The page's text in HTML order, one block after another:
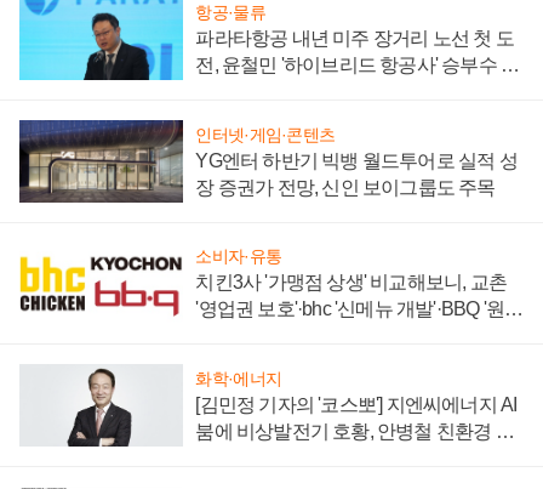
항공·물류
파라타항공 내년 미주 장거리 노선 첫 도
전, 윤철민 '하이브리드 항공사' 승부수 통
인터넷·게임·콘텐츠
YG엔터 하반기 빅뱅 월드투어로 실적 성
장 증권가 전망, 신인 보이그룹도 주목
소비자·유통
치킨3사 '가맹점 상생' 비교해보니, 교촌
'영업권 보호'·bhc '신메뉴 개발'·BBQ '원가
화학·에너지
[김민정 기자의 '코스뽀'] 지엔씨에너지 AI
붐에 비상발전기 호황, 안병철 친환경 에